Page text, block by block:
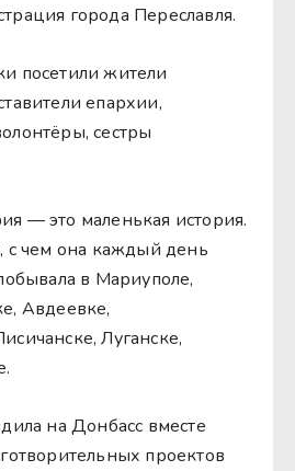
города Переславля.
посетили жители
епархии,
сестры
— это маленькая история.
с чем она каждый день
в Мариуполе,
Авдеевке,
Луганске,
на Донбасс вместе
проектов